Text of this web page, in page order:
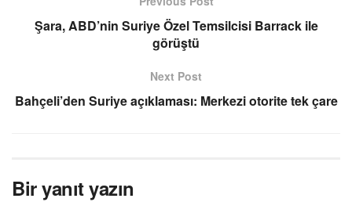
Şara, ABD’nin Suriye Özel Temsilcisi Barrack ile
görüştü
Next Post
Bahçeli’den Suriye açıklaması: Merkezi otorite tek çare
Bir yanıt yazın